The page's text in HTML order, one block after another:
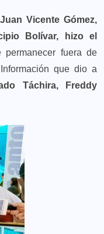
Vicente Gómez,
Bolívar, hizo el
fuera de
que dio a
Táchira, Freddy